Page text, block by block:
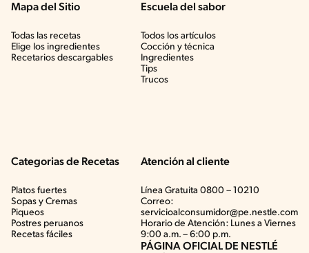
Mapa del Sitio
Todas las recetas
Elige los ingredientes
Recetarios descargables
Escuela del sabor
Todos los artículos
Cocción y técnica
Ingredientes
Tips
Trucos
Categorias de Recetas
Platos fuertes
Sopas y Cremas
Piqueos
Postres peruanos
Recetas fáciles
Atención al cliente
Línea Gratuita 0800 – 10210
Correo:
servicioalconsumidor@pe.nestle.com
Horario de Atención: Lunes a Viernes
9:00 a.m. – 6:00 p.m.
PÁGINA OFICIAL DE NESTLÉ